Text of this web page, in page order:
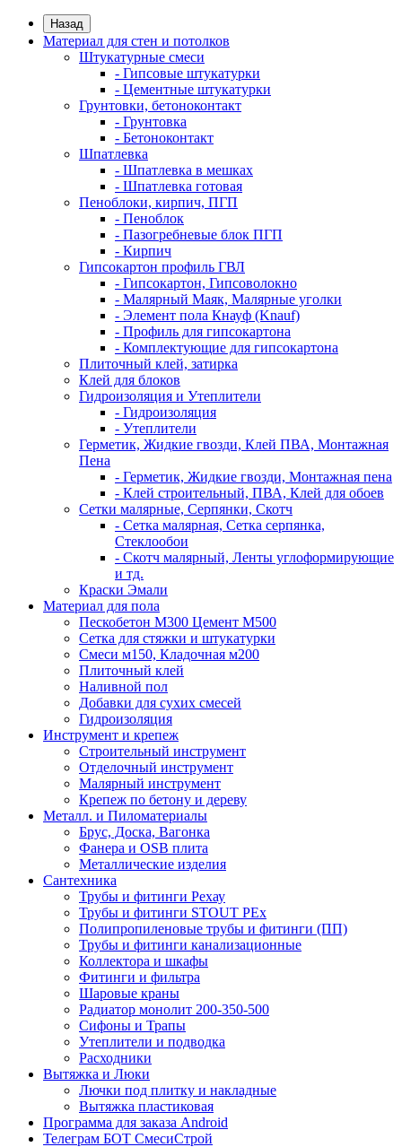
Назад
Материал для стен и потолков
Штукатурные смеси
- Гипсовые штукатурки
- Цементные штукатурки
Грунтовки, бетоноконтакт
- Грунтовка
- Бетоноконтакт
Шпатлевка
- Шпатлевка в мешках
- Шпатлевка готовая
Пеноблоки, кирпич, ПГП
- Пеноблок
- Пазогребневые блок ПГП
- Кирпич
Гипсокартон профиль ГВЛ
- Гипсокартон, Гипсоволокно
- Малярный Маяк, Малярные уголки
- Элемент пола Кнауф (Knauf)
- Профиль для гипсокартона
- Комплектующие для гипсокартона
Плиточный клей, затирка
Клей для блоков
Гидроизоляция и Утеплители
- Гидроизоляция
- Утеплители
Герметик, Жидкие гвозди, Клей ПВА, Монтажная
Пена
- Герметик, Жидкие гвозди, Монтажная пена
- Клей строительный, ПВА, Клей для обоев
Сетки малярные, Серпянки, Скотч
- Сетка малярная, Сетка серпянка,
Стеклообои
- Скотч малярный, Ленты углоформирующие
и тд.
Краски Эмали
Материал для пола
Пескобетон М300 Цемент М500
Сетка для стяжки и штукатурки
Смеси м150, Кладочная м200
Плиточный клей
Наливной пол
Добавки для сухих смесей
Гидроизоляция
Инструмент и крепеж
Строительный инструмент
Отделочный инструмент
Малярный инструмент
Крепеж по бетону и дереву
Металл. и Пиломатериалы
Брус, Доска, Вагонка
Фанера и OSB плита
Металлические изделия
Сантехника
Трубы и фитинги Рехау
Трубы и фитинги STOUT PEx
Полипропиленовые трубы и фитинги (ПП)
Трубы и фитинги канализационные
Коллектора и шкафы
Фитинги и фильтра
Шаровые краны
Радиатор монолит 200-350-500
Сифоны и Трапы
Утеплители и подводка
Расходники
Вытяжка и Люки
Лючки под плитку и накладные
Вытяжка пластиковая
Программа для заказа Android
Телеграм БОТ СмесиСтрой